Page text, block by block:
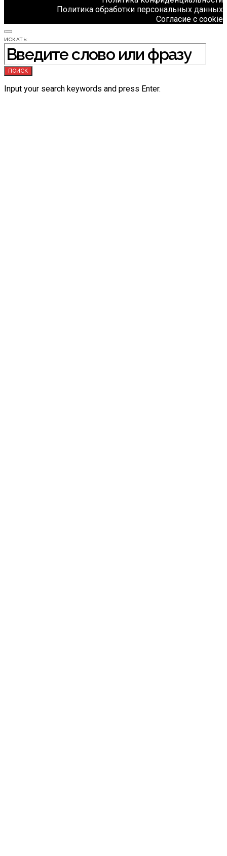
Политика обработки персональных данных
Согласие с cookie
ИСКАТЬ:
ПОИСК
Input your search keywords and press Enter.